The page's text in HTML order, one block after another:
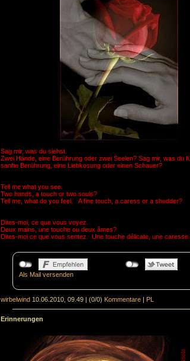
Sag mir, was du siehst.
Zwei Hände, eine Berührung oder zwei Seelen? Sag mir, was du
sanfte Berührung, eine Liebkosung oder einen Schauer?
Tell me what you see.
Two hands, a touch or two souls?
Tell me, what do you feel.
A fine touch, a caress or a shudder?
Dites-moi, ce que vous voyez.
Deux mains, une touche ou deux âmes?
Dites-moi ce que vous sentez.
Une touche délicate, une caresse
Als Mail versenden
wirbelwind 10.06.2010, 09.49 (0/0) Kommentare PL
Erinnerungen